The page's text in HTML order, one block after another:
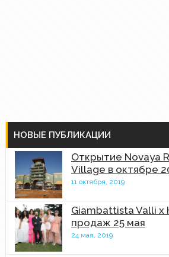
НОВЫЕ ПУБЛИКАЦИИ
Открытие Novaya
Village в октябре
11 октября, 2019
Giambattista Valli x
продаж 25 мая
24 мая, 2019